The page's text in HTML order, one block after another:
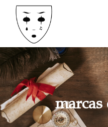
marcas